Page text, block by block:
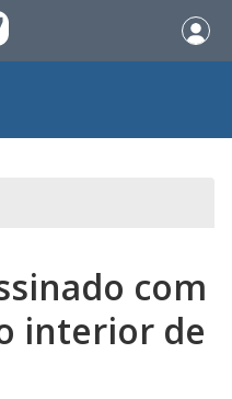
com
interior de